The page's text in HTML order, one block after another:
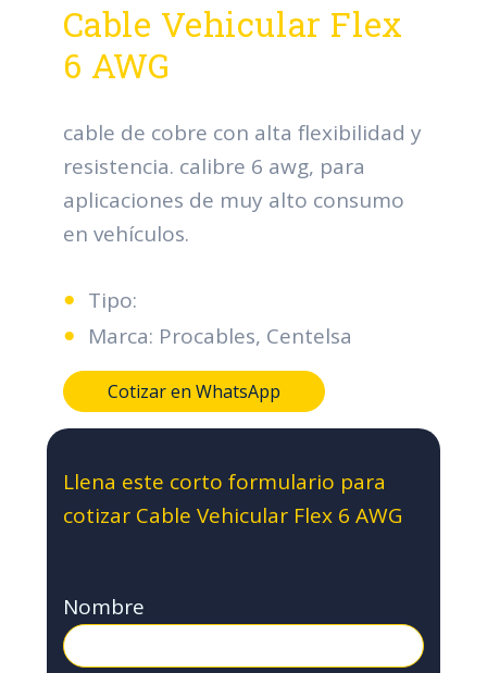
Cable Vehicular Flex
6 AWG
cable de cobre con alta flexibilidad y
resistencia. calibre 6 awg, para
aplicaciones de muy alto consumo
en vehículos.
Tipo:
Marca: Procables, Centelsa
Cotizar en WhatsApp
Llena este corto formulario para
cotizar Cable Vehicular Flex 6 AWG
Nombre